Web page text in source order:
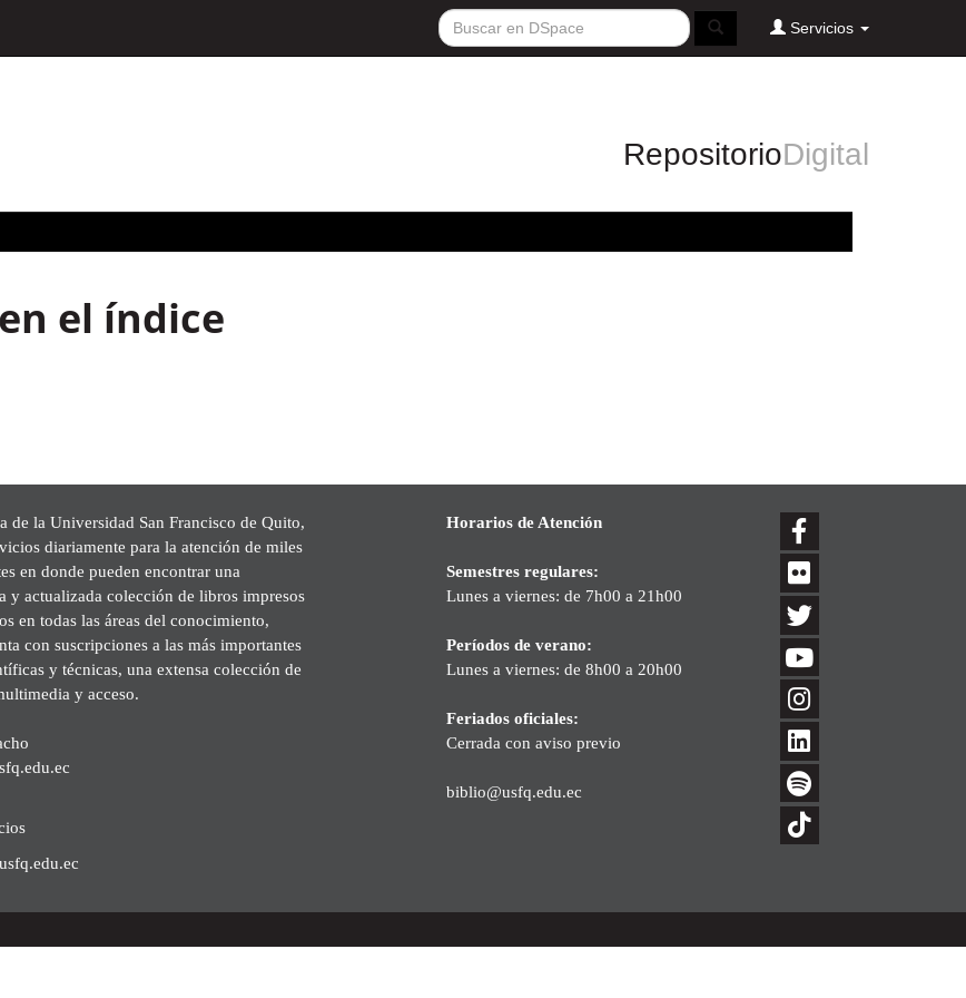
Servicios
RepositorioDigital
el índice
de la Universidad San Francisco de Quito,
diariamente para la atención de miles
en donde pueden encontrar una
y actualizada colección de libros impresos
en todas las áreas del conocimiento,
con suscripciones a las más importantes
y técnicas, una extensa colección de
y acceso.
Horarios de Atención
Semestres regulares:
Lunes a viernes: de 7h00 a 21h00
Períodos de verano:
Lunes a viernes: de 8h00 a 20h00
Feriados oficiales:
Cerrada con aviso previo
biblio@usfq.edu.ec